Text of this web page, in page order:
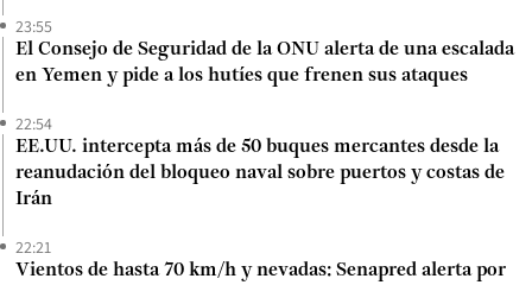
23:55
El Consejo de Seguridad de la ONU alerta de una escalada
en Yemen y pide a los hutíes que frenen sus ataques
22:54
EE.UU. intercepta más de 50 buques mercantes desde la
reanudación del bloqueo naval sobre puertos y costas de
Irán
22:21
Vientos de hasta 70 km/h y nevadas: Senapred alerta por